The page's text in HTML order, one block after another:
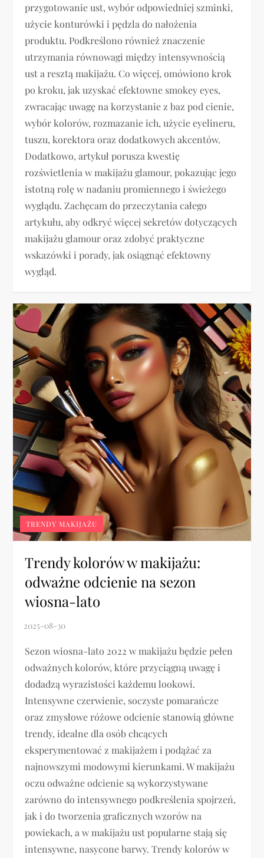
przygotowanie ust, wybór odpowiedniej szminki,
użycie konturówki i pędzla do nałożenia
produktu. Podkreślono również znaczenie
utrzymania równowagi między intensywnością
ust a resztą makijażu. Co więcej, omówiono krok
po kroku, jak uzyskać efektowne smokey eyes,
zwracając uwagę na korzystanie z baz pod cienie,
wybór kolorów, rozmazanie ich, użycie eyelineru,
tuszu, korektora oraz dodatkowych akcentów.
Dodatkowo, artykuł porusza kwestię
rozświetlenia w makijażu glamour, pokazując jego
istotną rolę w nadaniu promiennego i świeżego
wyglądu. Zachęcam do przeczytania całego
artykułu, aby odkryć więcej sekretów dotyczących
makijażu glamour oraz zdobyć praktyczne
wskazówki i porady, jak osiągnąć efektowny
wygląd.
TRENDY MAKIJAŻU
Trendy kolorów w makijażu:
odważne odcienie na sezon
wiosna-lato
Sezon wiosna-lato 2022 w makijażu będzie pełen
odważnych kolorów, które przyciągną uwagę i
dodadzą wyrazistości każdemu lookowi.
Intensywne czerwienie, soczyste pomarańcze
oraz zmysłowe różowe odcienie stanowią główne
trendy, idealne dla osób chcących
eksperymentować z makijażem i podążać za
najnowszymi modowymi kierunkami. W makijażu
oczu odważne odcienie są wykorzystywane
zarówno do intensywnego podkreślenia spojrzeń,
jak i do tworzenia graficznych wzorów na
powiekach, a w makijażu ust popularne stają się
intensywne, nasycone barwy. Trendy kolorów w